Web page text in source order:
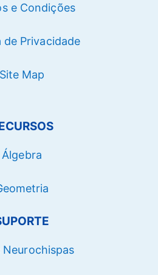
e Condições
de Privacidade
Site Map
Álgebra
Neurochispas